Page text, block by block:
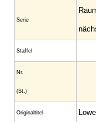
Serie
Staffel
Nr.
(St.)
Original­titel